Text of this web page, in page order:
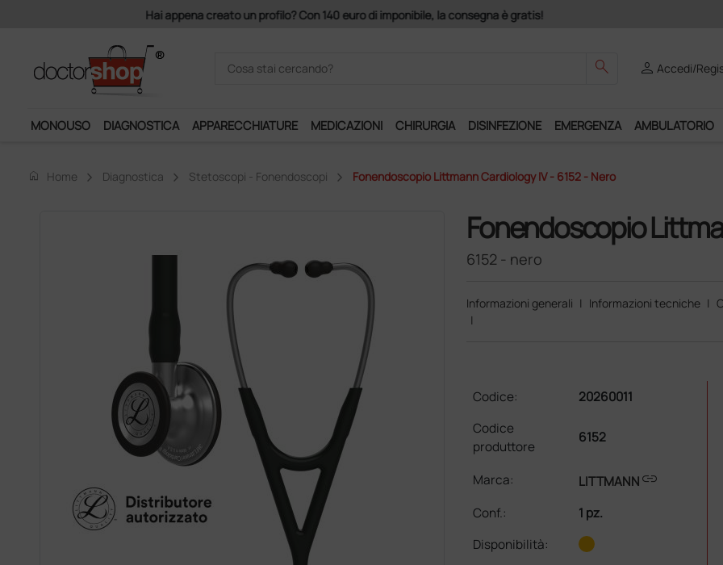
Acquistando il servizio "Ds Club", un anno di spedizioni a 39,90 euro + IVA!
search personAccedi/
MONOUSO DIAGNOSTICA APPARECCHIATURE MEDICAZIONI CHIRURGIA DISINFEZIONE EMERGENZA AMBULATORIO
home Home Diagnostica Stetoscopi - Fonendoscopi Fonendoscopio Littmann Cardiology IV - 6152 - Nero
Fonendoscopio
6152 - nero
Informazioni generali | Informazioni tecniche |
|
Codice:
20260011
Codice
produttore
6152
Marca: LITTMANNlink
Conf.:
1 pz.
Disponibilità: